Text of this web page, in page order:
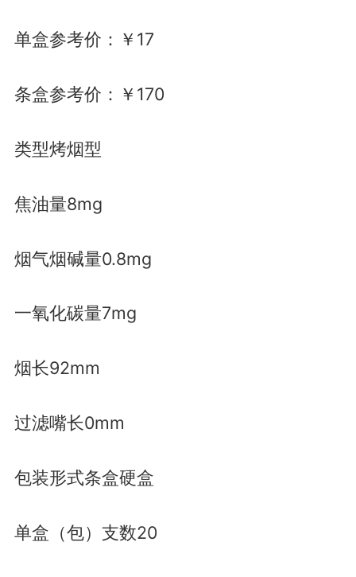
单盒参考价：￥17
条盒参考价：￥170
类型烤烟型
焦油量8mg
烟气烟碱量0.8mg
一氧化碳量7mg
烟长92mm
过滤嘴长0mm
包装形式条盒硬盒
单盒（包）支数20